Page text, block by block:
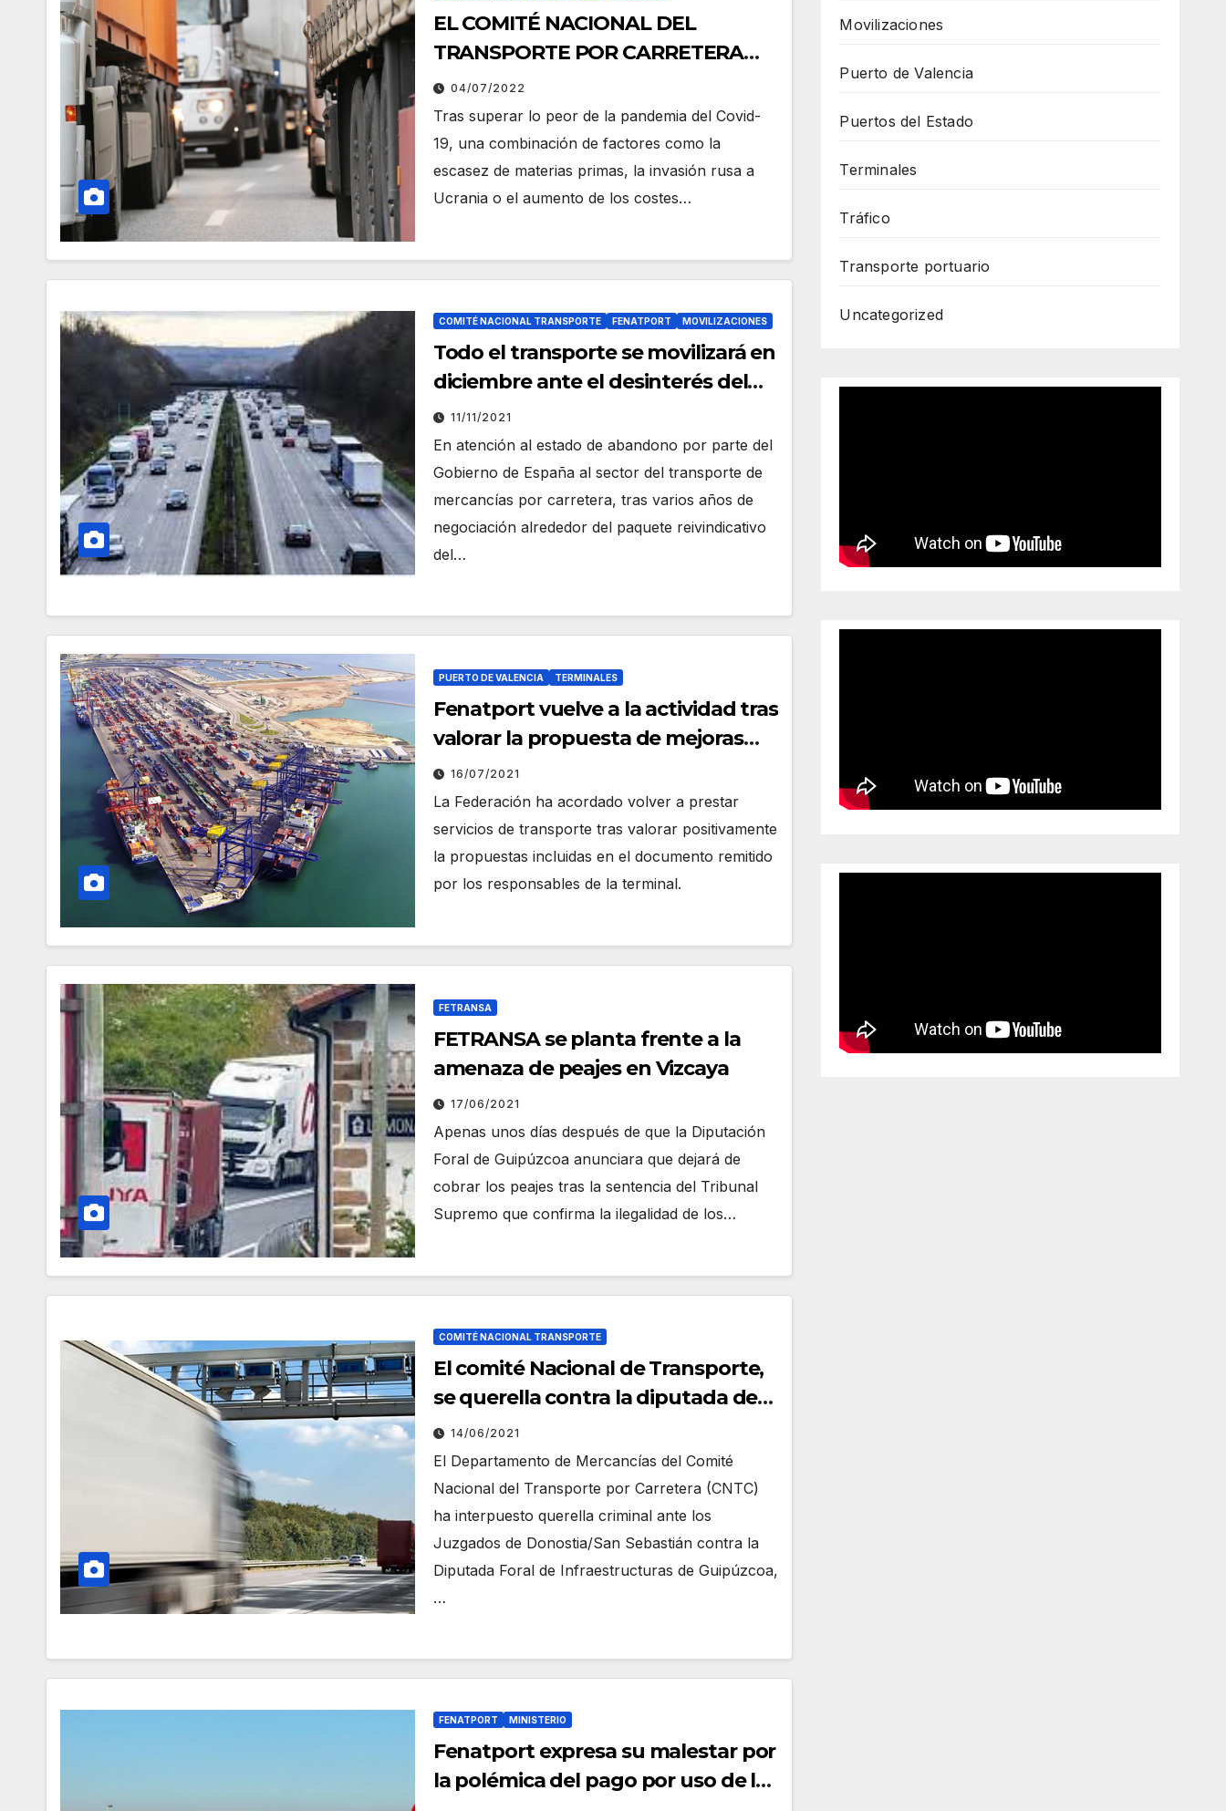
EL COMITÉ NACIONAL DEL
TRANSPORTE POR CARRETERA
ABOGA POR LA UNIÓN DEL
SECTOR PARA LLEGAR MÁS LEJOS
04/07/2022
Tras superar lo peor de la pandemia del Covid-
19, una combinación de factores como la
escasez de materias primas, la invasión rusa a
Ucrania o el aumento de los costes…
COMITÉ NACIONAL TRANSPORTE FENATPORT MOVILIZACIONES
Todo el transporte se movilizará en
diciembre ante el desinterés del
gobierno por solucionar los
problemas del sector.
11/11/2021
En atención al estado de abandono por parte del
Gobierno de España al sector del transporte de
mercancías por carretera, tras varios años de
negociación alrededor del paquete reivindicativo
del…
PUERTO DE VALENCIA TERMINALES
Fenatport vuelve a la actividad tras
valorar la propuesta de mejoras
realizada por APM
16/07/2021
La Federación ha acordado volver a prestar
servicios de transporte tras valorar positivamente
la propuestas incluidas en el documento remitido
por los responsables de la terminal.
FETRANSA
FETRANSA se planta frente a la
amenaza de peajes en Vizcaya
17/06/2021
Apenas unos días después de que la Diputación
Foral de Guipúzcoa anunciara que dejará de
cobrar los peajes tras la sentencia del Tribunal
Supremo que confirma la ilegalidad de los…
COMITÉ NACIONAL TRANSPORTE
El comité Nacional de Transporte,
se querella contra la diputada de
Infraestructuras de Guipúzcoa por
los peajes a camiones
14/06/2021
El Departamento de Mercancías del Comité
Nacional del Transporte por Carretera (CNTC)
ha interpuesto querella criminal ante los
Juzgados de Donostia/San Sebastián contra la
Diputada Foral de Infraestructuras de Guipúzcoa,
…
FENATPORT MINISTERIO
Fenatport expresa su malestar por
la polémica del pago por uso de las
Movilizaciones
Puerto de Valencia
Puertos del Estado
Terminales
Tráfico
Transporte portuario
Uncategorized